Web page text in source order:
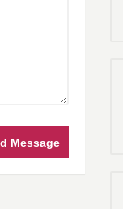
Message